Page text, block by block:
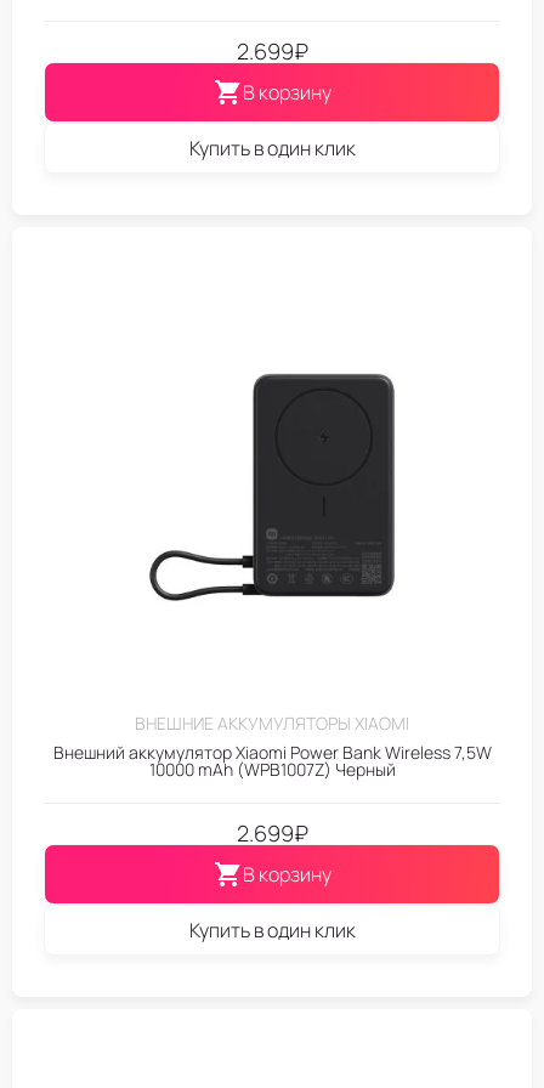
2.699₽
В корзину
Купить в один клик
ВНЕШНИЕ АККУМУЛЯТОРЫ XIAOMI
Внешний аккумулятор Xiaomi Power Bank Wireless 7,5W
10000 mAh (WPB1007Z) Черный
2.699₽
В корзину
Купить в один клик